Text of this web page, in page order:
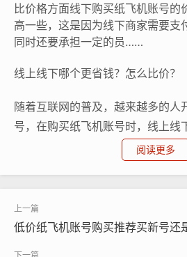
比价格方面线下购买纸飞机账号的
高一些，这是因为线下商家需要支
同时还要承担一定的员……
线上线下哪个更省钱？怎么比价？
随着互联网的普及，越来越多的人
号，在购买纸飞机账号时，线上线
进行比价呢？本文将为您解答这些
线上线下购买纸飞机账号的对比
价格方面
阅读更多
低价纸飞机账号购买推荐买新号还